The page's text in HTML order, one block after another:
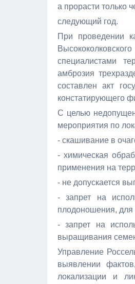
а прорасти только
следующий год.
При проведении
специалистами
амброзия
составлен акт
констатирующего
С целью
мероприятия по
- скашивание в
- химическая
применения на
- не допускается
- запрет на
плодоношения, для
- запрет на
выращивания
Управление
выявлении
локализации и